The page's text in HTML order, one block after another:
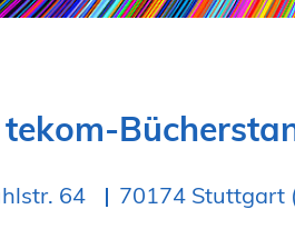
tekom-
64 70174 Stuttgart